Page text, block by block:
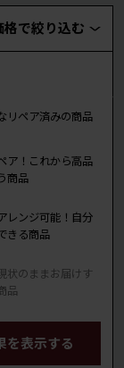
で絞り込む
リペア済みの商品
ア！これから高品
商品
レンジ可能！自分
きる商品
状のままお届けす
品
を表示する